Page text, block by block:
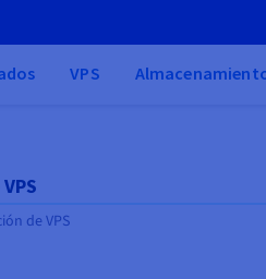
VPS
de VPS